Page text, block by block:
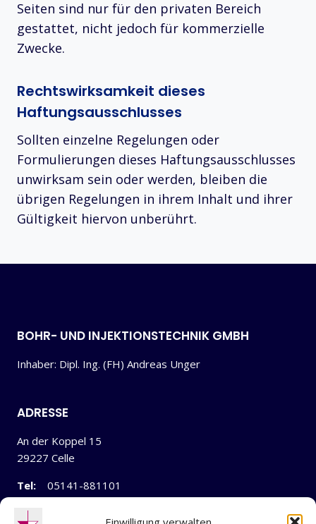
Seiten sind nur für den privaten Bereich
gestattet, nicht jedoch für kommerzielle
Zwecke.
Rechtswirksamkeit dieses
Haftungsausschlusses
Sollten einzelne Regelungen oder
Formulierungen dieses Haftungsausschlusses
unwirksam sein oder werden, bleiben die
übrigen Regelungen in ihrem Inhalt und ihrer
Gültigkeit hiervon unberührt.
BOHR- UND INJEKTIONSTECHNIK GMBH
Inhaber: Dipl. Ing. (FH) Andreas Unger
ADRESSE
An der Koppel 15
29227 Celle
Tel: 05141-881101
Mail:info[at]b-i-technik.de